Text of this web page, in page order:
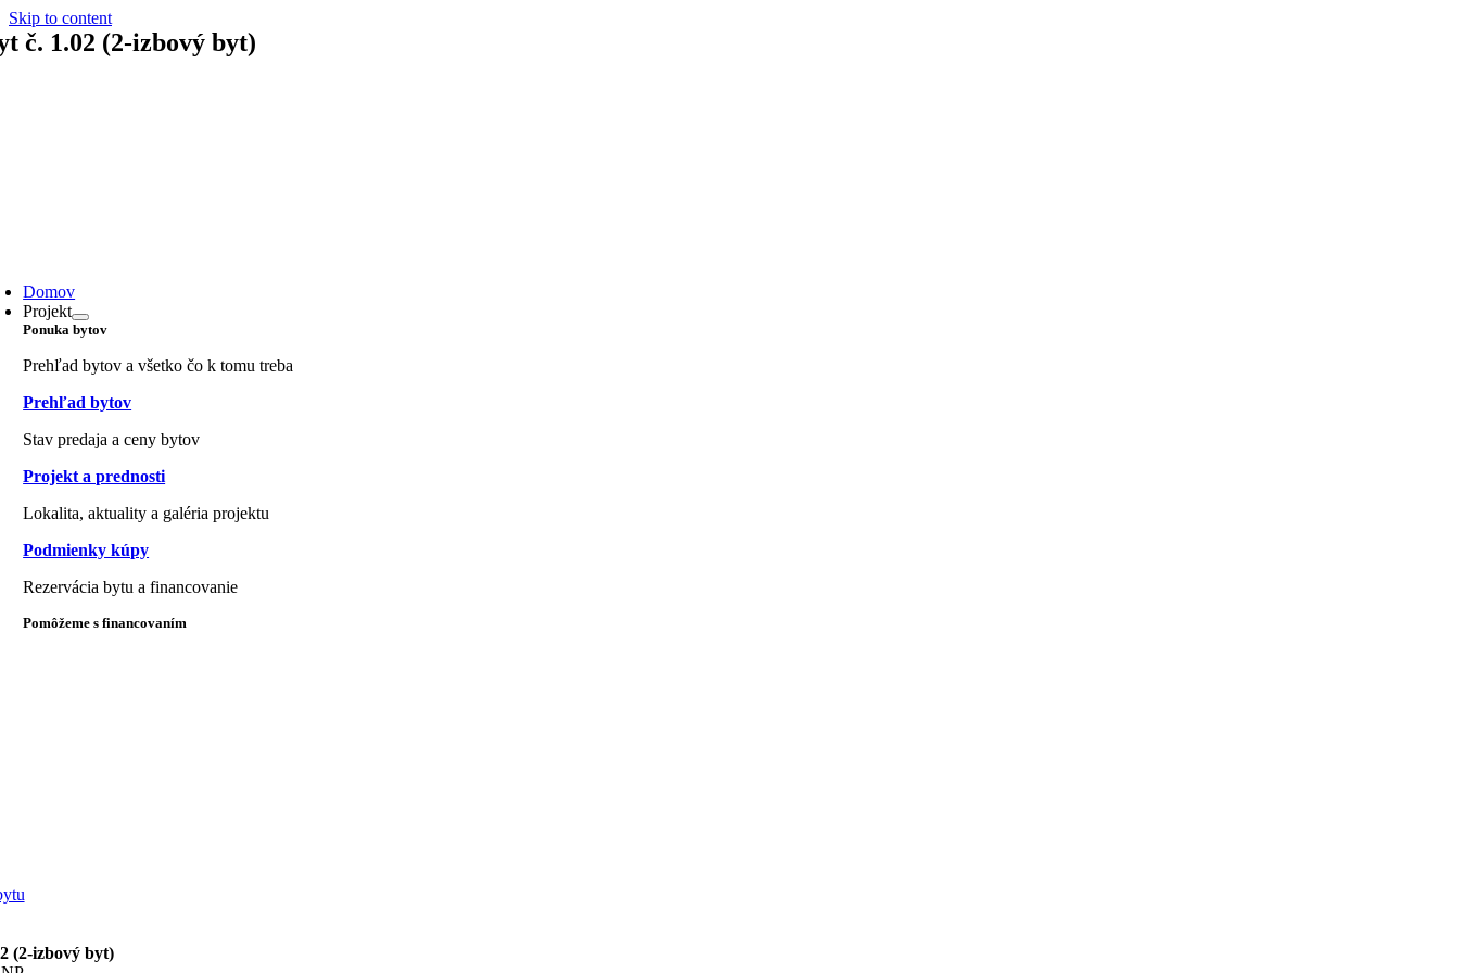
Skip to content
Domov
Projekt
Ponuka bytov
Prehľad bytov a všetko čo k tomu treba
Prehľad bytov
Stav predaja a ceny bytov
Projekt a prednosti
Lokalita, aktuality a galéria projektu
Podmienky kúpy
Rezervácia bytu a financovanie
Pomôžeme s financovaním
č. 1.02 (2-izbový byt)
(2-izbový byt)